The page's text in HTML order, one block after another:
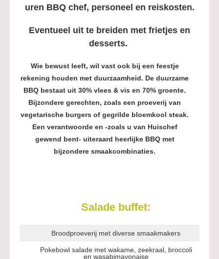
uren BBQ chef, personeel en reiskosten.
Eventueel uit te breiden met frietjes en
desserts.
Wie bewust leeft, wil vast ook bij een feestje
rekening houden met duurzaamheid. De duurzame
BBQ bestaat uit 30% vlees & vis en 70% groente.
Bijzondere gerechten, zoals een proeverij van
vegetarische burgers of gegrilde bloemkool steak.
Een verantwoorde en -zoals u van Huischef
gewend bent- uiteraard heerlijke BBQ met
bijzondere smaakcombinaties.
Salade buffet:
Broodproeverij met diverse smaakmakers
Pokebowl salade met wakame, zeekraal, broccoli
en wasabimayonaise